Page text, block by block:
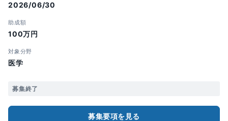
2026/06/30
助成額
100万円
対象分野
医学
募集終了
募集要項を見る